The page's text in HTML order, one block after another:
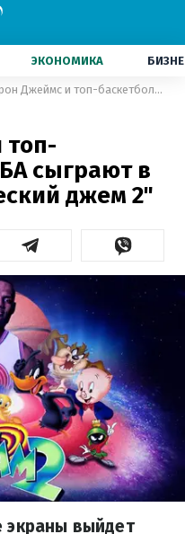
ЭКОНОМИКА
ЛеБрон Джеймс и топ-баскетболисты НБА сыграют в фильме "Космический джем 2"
сыграют в
джем 2"
экраны выйдет